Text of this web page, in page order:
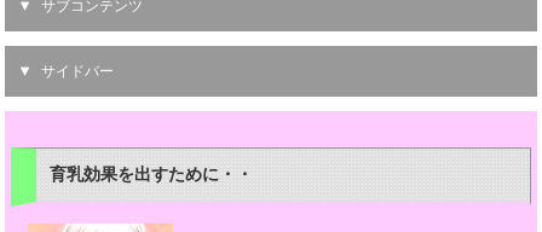
サブコンテンツ
サイドバー
育乳効果を出すために・・